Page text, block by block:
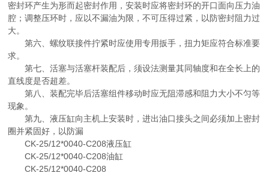
密封环产生为形而起密封作用，安装时应将密封环的开口面向压力油
腔；调整压环时，应以不漏油为限，不可压得过紧，以防密封阻力过
大。
第六、螺纹联接件拧紧时应使用专用扳手，扭力矩应符合标准要
求。
第七、活塞与活塞杆装配后，须设法测量其同轴度和在全长上的
直线度是否超差。
第八、装配完毕后活塞组件移动时应无阻滞感和阻力大小不匀等
现象。
第九、液压缸向主机上安装时，进出油口接头之间必须加上密封
圈并紧固好，以防漏
CK-25/12*0040-C208液压缸
CK-25/12*0040-C208油缸
CK-25/12*0040-C208